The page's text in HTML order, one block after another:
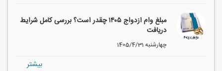
مبلغ وام ازدواج ۱۴۰۵ چقدر است؟ بررسی کامل شرایط
دریافت
1405/4/31 چهارشنبه
بيشتر